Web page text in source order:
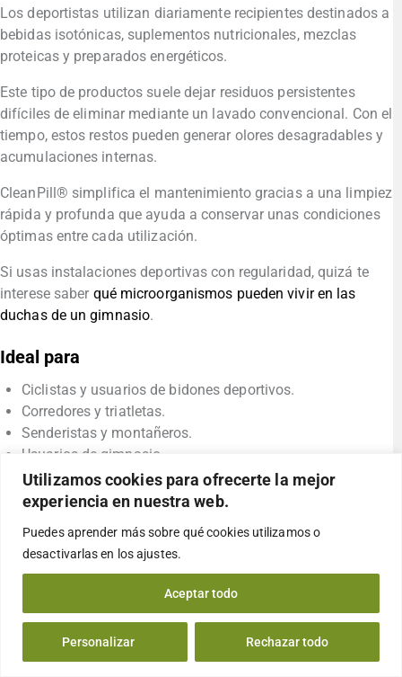
Utilizamos cookies para ofrecerte la mejor
experiencia en nuestra web.
Puedes aprender más sobre qué cookies utilizamos o
desactivarlas en losajustes.
Personalizar Rechazar todo
Aceptar todo
Los deportistas utilizan diariamente recipientes destinados a
bebidas isotónicas, suplementos nutricionales, mezclas
proteicas y preparados energéticos.
Este tipo de productos suele dejar residuos persistentes
difíciles de eliminar mediante un lavado convencional. Con el
tiempo, estos restos pueden generar olores desagradables y
acumulaciones internas.
CleanPill® simplifica el mantenimiento gracias a una limpieza
rápida y profunda que ayuda a conservar unas condiciones
óptimas entre cada utilización.
Si usas instalaciones deportivas con regularidad, quizá te
interese saber qué microorganismos pueden vivir en las
duchas de un gimnasio.
Ideal para
Ciclistas y usuarios de bidones deportivos.
Corredores y triatletas.
Senderistas y montañeros.
Usuarios de gimnasio.
Practicantes de deportes al aire libre.
Usuarios de sistemas de hidratación tipo Camelbak®.
La forma más práctica de mantener tu
botella siempre limpia
Las botellas reutilizables forman parte del día a día de
millones de personas.